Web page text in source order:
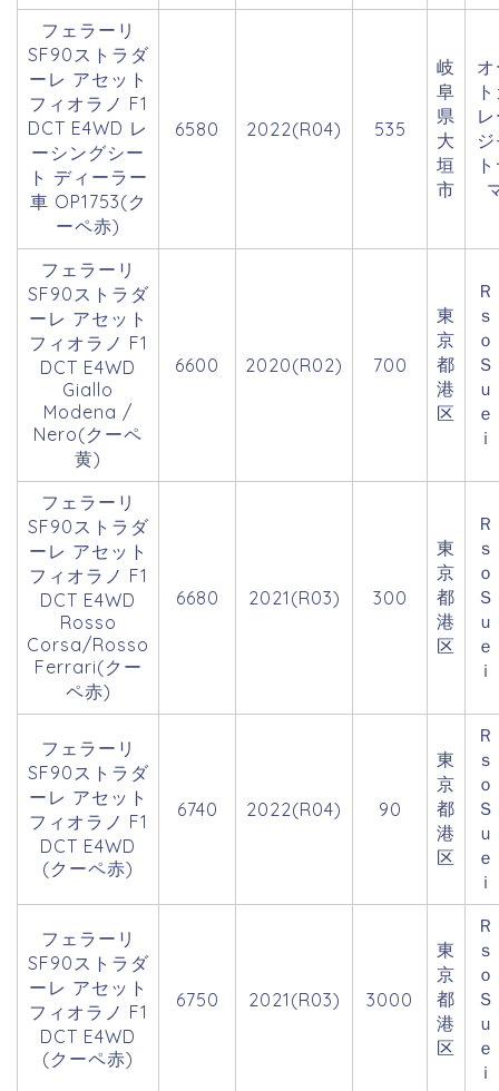
フェラーリ
SF90ストラダ
ーレ アセット
フィオラノ F1
DCT E4WD レ
ーシングシー
ト ディーラー
車 OP1753(ク
ーペ赤)
6580 2022(R04) 535
岐
阜
県
大
垣
市
フェラーリ
SF90ストラダ
ーレ アセット
フィオラノ F1
DCT E4WD
Giallo
Modena /
Nero(クーペ
黄)
6600 2020(R02) 700
東
京
都
港
区
フェラーリ
SF90ストラダ
ーレ アセット
フィオラノ F1
DCT E4WD
Rosso
Corsa/Rosso
Ferrari(クー
ペ赤)
6680 2021(R03) 300
東
京
都
港
区
フェラーリ
SF90ストラダ
ーレ アセット
フィオラノ F1
DCT E4WD
(クーペ赤)
6740 2022(R04) 90
東
京
都
港
区
フェラーリ
SF90ストラダ
ーレ アセット
フィオラノ F1
DCT E4WD
(クーペ赤)
6750 2021(R03) 3000
東
京
都
港
区